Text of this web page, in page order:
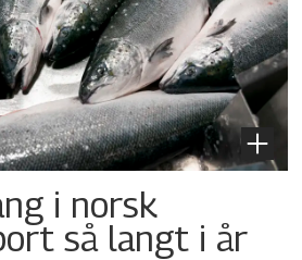
i norsk
så langt i år